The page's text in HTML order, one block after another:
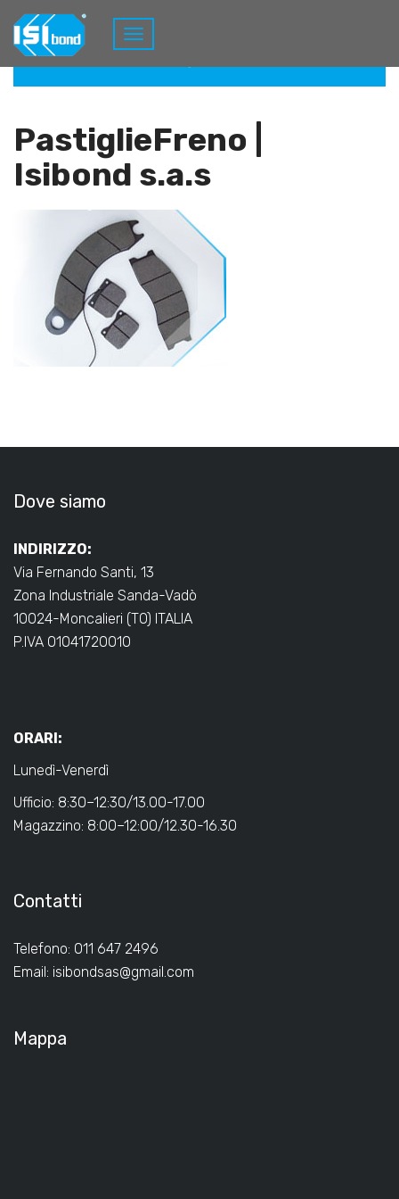
Home Pastiglie Freno
PastiglieFreno |
Isibond s.a.s
Dove siamo
INDIRIZZO:
Via Fernando Santi, 13
Zona Industriale Sanda-Vadò
10024-Moncalieri (TO) ITALIA
P.IVA 01041720010
ORARI:
Lunedì-Venerdì
Ufficio: 8:30–12:30/13.00-17.00
Magazzino: 8:00–12:00/12.30-16.30
Contatti
Telefono: 011 647 2496
Email: isibondsas@gmail.com
Mappa